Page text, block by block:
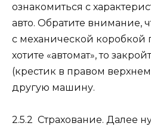
ознакомиться с
авто. Обратите внимание,
с механической коробкой
хотите «автомат», то
(крестик в правом
другую машину.
2.5.2 Страхование. Далее